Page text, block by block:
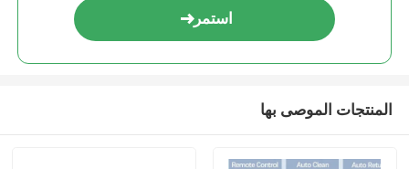
استمر
المنتجات الموصى بها